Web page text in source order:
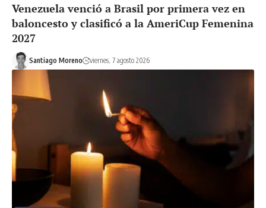
Venezuela venció a Brasil por primera vez en
baloncesto y clasificó a la AmeriCup Femenina
2027
Santiago Moreno viernes, 7 agosto 2026